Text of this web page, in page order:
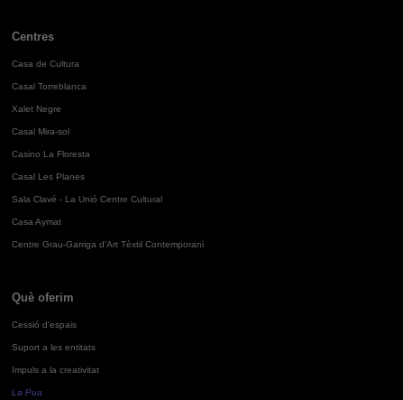
Centres
Casa de Cultura
Casal Torreblanca
Xalet Negre
Casal Mira-sol
Casino La Floresta
Casal Les Planes
Sala Clavé - La Unió Centre Cultural
Casa Aymat
Centre Grau-Garriga d'Art Tèxtil Contemporani
Què oferim
Cessió d'espais
Suport a les entitats
Impuls a la creativitat
La Pua